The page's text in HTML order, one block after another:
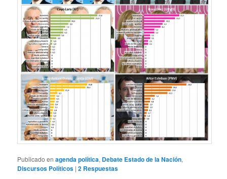
Publicado en agenda política, Debate Estado de la Nación,
Discursos Políticos |2 Respuestas